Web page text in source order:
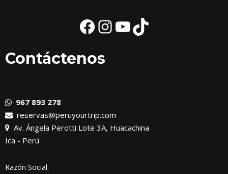
Contáctenos
967 893 278
reservas@peruyourtrip.com
Av. Ángela Perotti Lote 3A, Huacachina
Ica - Perú
Razón Social: